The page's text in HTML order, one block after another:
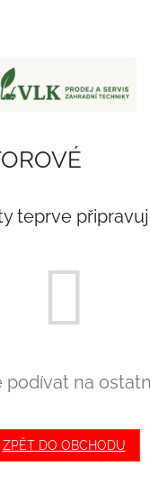
teprve
podívat na
ZPĚT DO OBCHODU